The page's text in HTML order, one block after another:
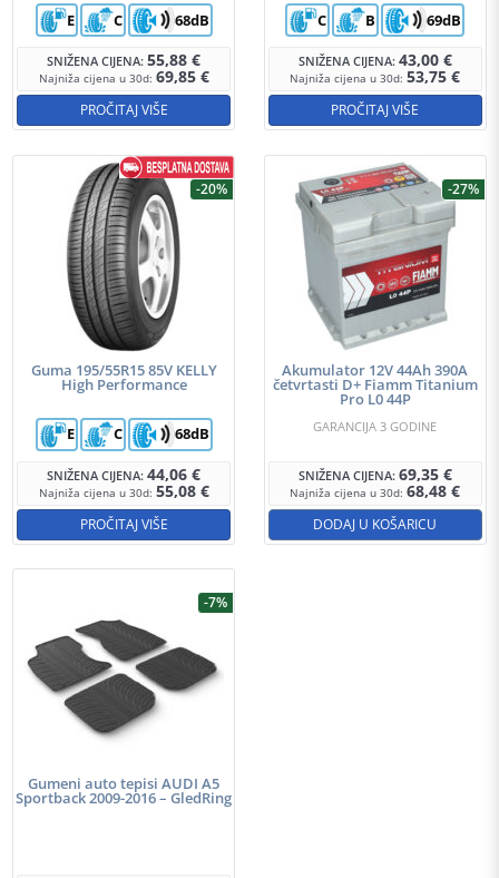
SNIŽENA CIJENA:55,88€
Najniža cijena u 30d: 69,85 €
E C 68dB
PROČITAJ VIŠE
SNIŽENA CIJENA: 43,00 €
Najniža cijena u 30d:53,75€
C B 69dB
PROČITAJ VIŠE
-20%
Guma 195/55R15 85V KELLY
High Performance
SNIŽENA CIJENA:44,06€
Najniža cijena u 30d: 55,08 €
E C 68dB
PROČITAJ VIŠE
-27%
Akumulator 12V 44Ah 390A
četvrtasti D+ Fiamm Titanium
Pro L0 44P
SNIŽENA CIJENA: 69,35 €
Najniža cijena u 30d:68,48€
GARANCIJA 3 GODINE
DODAJ U KOŠARICU
-7%
Gumeni auto tepisi AUDI A5
Sportback 2009-2016 – GledRing